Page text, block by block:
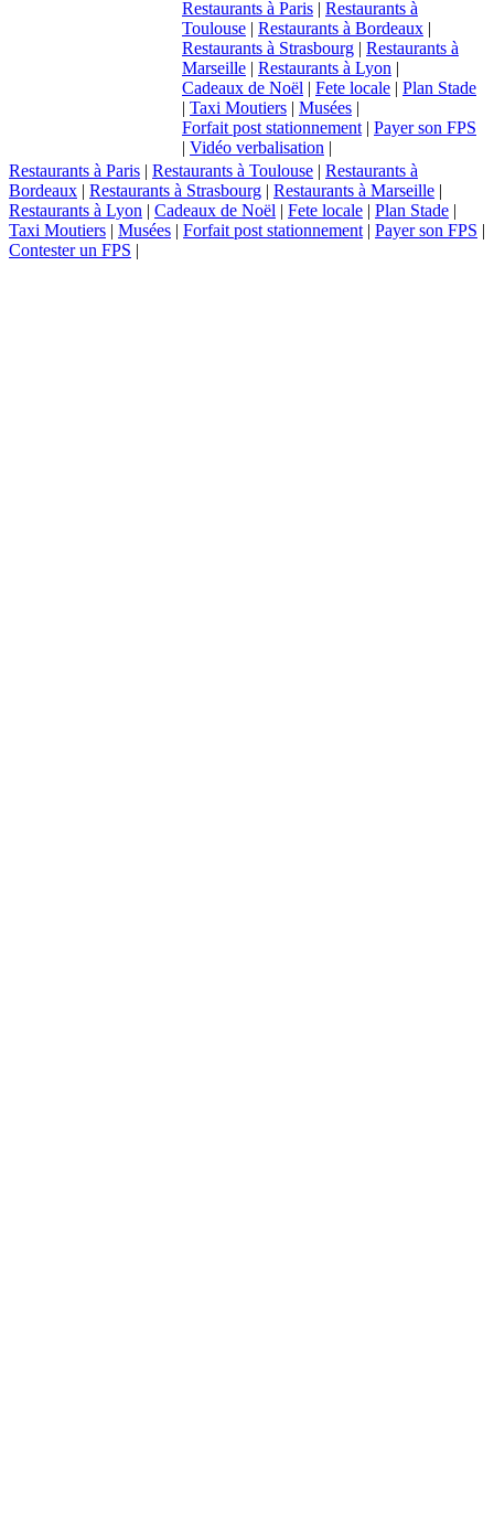
Restaurants à Paris | Restaurants à
Toulouse | Restaurants à Bordeaux |
Restaurants à Strasbourg | Restaurants à
Marseille | Restaurants à Lyon |
Cadeaux de Noël | Fete locale | Plan Stade
| Taxi Moutiers | Musées |
Forfait post stationnement | Payer son FPS
| Vidéo verbalisation |
Restaurants à Paris | Restaurants à Toulouse | Restaurants à
Bordeaux | Restaurants à Strasbourg | Restaurants à Marseille |
Restaurants à Lyon | Cadeaux de Noël | Fete locale | Plan Stade |
Taxi Moutiers | Musées | Forfait post stationnement | Payer son FPS |
Contester un FPS |